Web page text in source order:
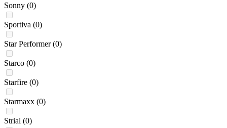
Sonny (0)
Sportiva (0)
Star Performer (0)
Starco (0)
Starfire (0)
Starmaxx (0)
Strial (0)